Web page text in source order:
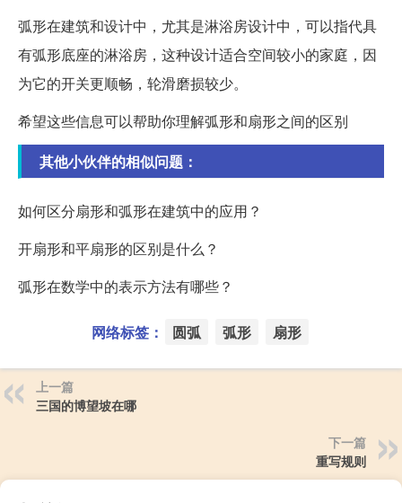
弧形在建筑和设计中，尤其是淋浴房设计中，可以指代具
有弧形底座的淋浴房，这种设计适合空间较小的家庭，因
为它的开关更顺畅，轮滑磨损较少。
希望这些信息可以帮助你理解弧形和扇形之间的区别
其他小伙伴的相似问题：
如何区分扇形和弧形在建筑中的应用？
开扇形和平扇形的区别是什么？
弧形在数学中的表示方法有哪些？
网络标签： 圆弧 弧形 扇形
上一篇
三国的博望坡在哪
下一篇
重写规则